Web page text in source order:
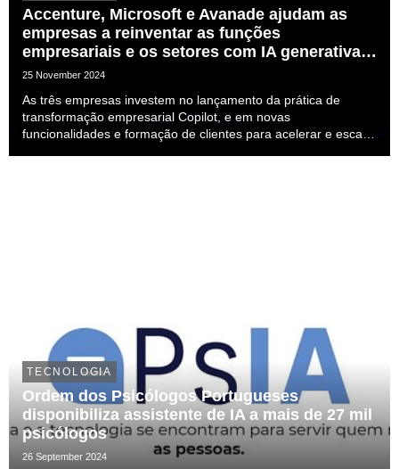
Accenture, Microsoft e Avanade ajudam as
empresas a reinventar as funções
empresariais e os setores com IA generativa e
Copilot
25 November 2024
As três empresas investem no lançamento da prática de
transformação empresarial Copilot, e em novas
funcionalidades e formação de clientes para acelerar e escalar
TECNOLOGIA
Ordem dos Psicólogos Portugueses
disponibiliza assistente de IA a mais de 27 mil
psicólogos
26 September 2024